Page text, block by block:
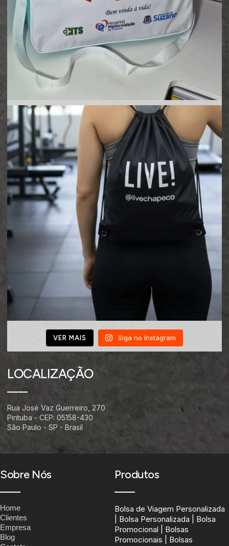
VER MAIS Siga no Instagram
LOCALIZAÇÃO
Rua José Vaz Guerreiro, 270
Pirituba - CEP: 05158-430
São Paulo - SP - Brasil
Sobre Nós
Home
Clientes
Empresa
Blog
Produtos
Bolsa de Viagem Personalizada
| Bolsa Personalizada | Bolsa
Promocional | Bolsas
Promocionais | Bolsas